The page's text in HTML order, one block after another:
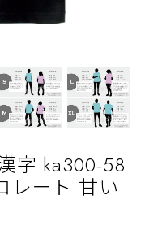
字 ka300-58
レート 甘い